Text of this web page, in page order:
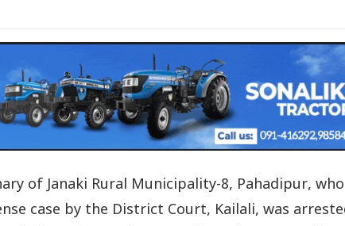
of Janaki Rural Municipality-8, Pahadipur,
case by the District Court, Kailali, was